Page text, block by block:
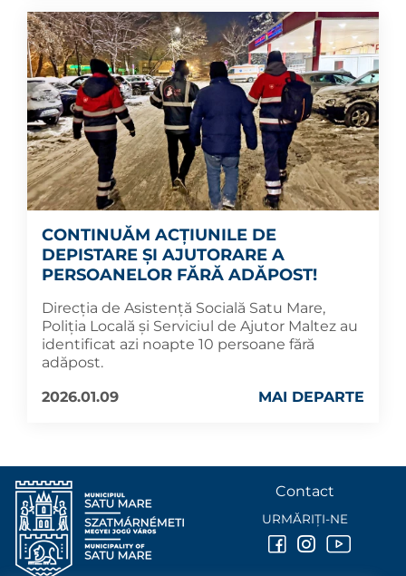
CONTINUĂM ACȚIUNILE DE
DEPISTARE ȘI AJUTORARE A
PERSOANELOR FĂRĂ ADĂPOST!
Direcția de Asistență Socială Satu Mare,
Poliția Locală și Serviciul de Ajutor Maltez au
identificat azi noapte 10 persoane fără
adăpost.
2026.01.09
MAI DEPARTE
Contact
URMĂRIȚI-NE